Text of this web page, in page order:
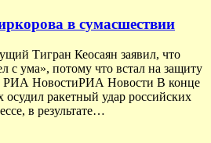
в сумасшествии
Тигран Кеосаян заявил, что
ума», потому что встал на защиту
РИА НовостиРИА Новости В конце
осудил ракетный удар российских
в результате…